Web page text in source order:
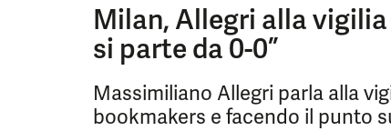
Milan, Allegri alla
si parte da 0-0”
Massimiliano Allegri parla alla
bookmakers e facendo il punto